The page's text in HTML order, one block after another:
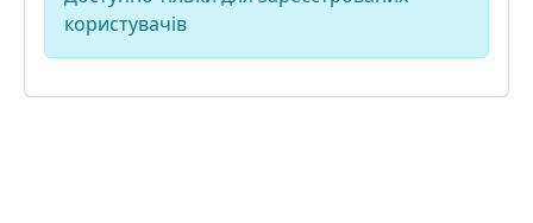
користувачів